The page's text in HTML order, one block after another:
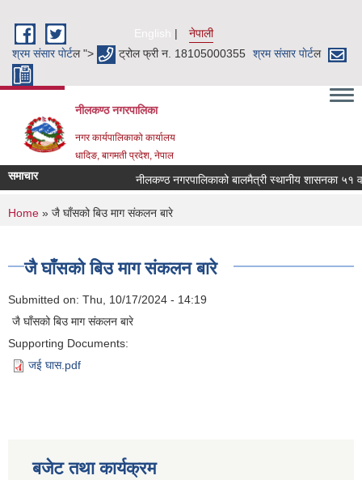
English
नेपाली
श्रम संसार पाेर्टल "> ट्रोल फ्री न. 18105000355 श्रम संसार पाेर्टल
नीलकण्ठ नगरपालिका
नगर कार्यपालिकाको कार्यालय
धादिङ, बागमती प्रदेश, नेपाल
समाचार नीलकण्ठ नगरपालिकाको बालमैत्री स्थानीय शासनका ५१
You are here
Home » जै घाँसको बिउ माग संकलन बारे
जै घाँसको बिउ माग संकलन बारे
Submitted on: Thu, 10/17/2024 - 14:19
जै घाँसको बिउ माग संकलन बारे
Supporting Documents:
जई घास.pdf
बजेट तथा कार्यक्रम